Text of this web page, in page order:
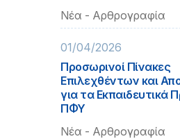
Νέα - Αρθρογραφία
01/04/2026
Προσωρινοί Πίνακες
Επιλεχθέντων και
για τα Εκπαιδευτικά
ΠΦΥ
Νέα - Αρθρογραφία